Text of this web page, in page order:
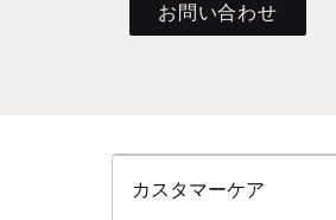
お問い合わせ
カスタマーケア